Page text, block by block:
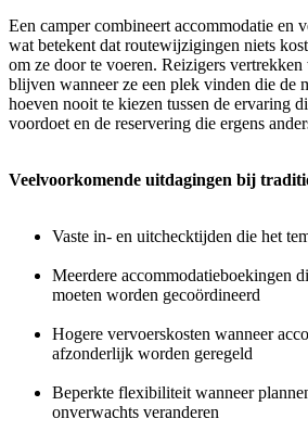
Een camper combineert accommodatie en
wat betekent dat routewijzigingen niets
om ze door te voeren. Reizigers
blijven wanneer ze een plek vinden die de
hoeven nooit te kiezen tussen de ervaring
voordoet en de reservering die ergens
Veelvoorkomende uitdagingen bij
Vaste in- en uitchecktijden die het
Meerdere accommodatieboekingen
moeten worden gecoördineerd
Hogere vervoerskosten wanneer
afzonderlijk worden geregeld
Beperkte flexibiliteit wanneer
onverwachts veranderen